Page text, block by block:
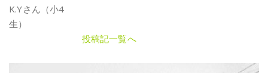
K.Yさん（小4
生）
投稿記一覧へ